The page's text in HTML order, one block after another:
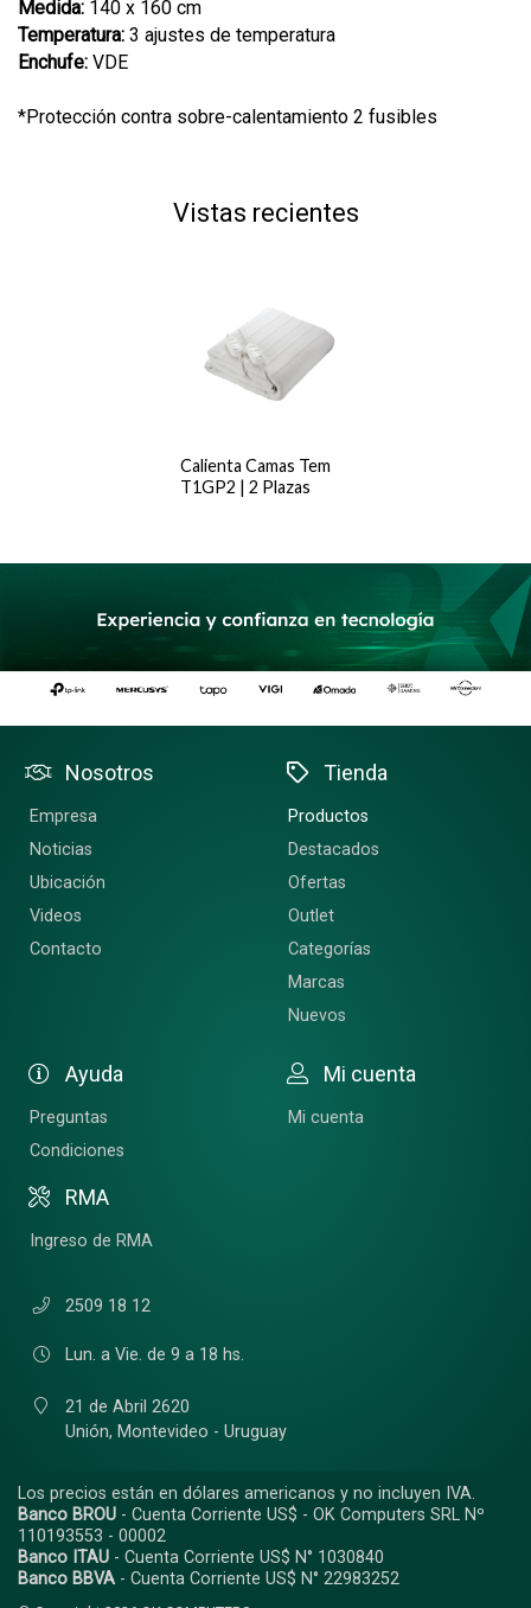
Medida: 140 x 160 cm
Temperatura: 3 ajustes de temperatura
Enchufe: VDE
*Protección contra sobre-calentamiento 2 fusibles
Vistas recientes
Calienta Camas Tem
T1GP2 | 2 Plazas
Nosotros
Empresa
Noticias
Ubicación
Videos
Contacto
Tienda
Productos
Destacados
Ofertas
Outlet
Categorías
Marcas
Nuevos
Ayuda
Preguntas
Condiciones
RMA
Ingreso de RMA
Mi cuenta
Mi cuenta
2509 18 12
Lun. a Vie. de 9 a 18 hs.
21 de Abril 2620
Unión, Montevideo - Uruguay
Los precios están en dólares americanos y no incluyen IVA.
Banco BROU - Cuenta Corriente US$ - OK Computers SRL Nº
110193553 - 00002
Banco ITAU - Cuenta Corriente US$ N° 1030840
Banco BBVA - Cuenta Corriente US$ N° 22983252